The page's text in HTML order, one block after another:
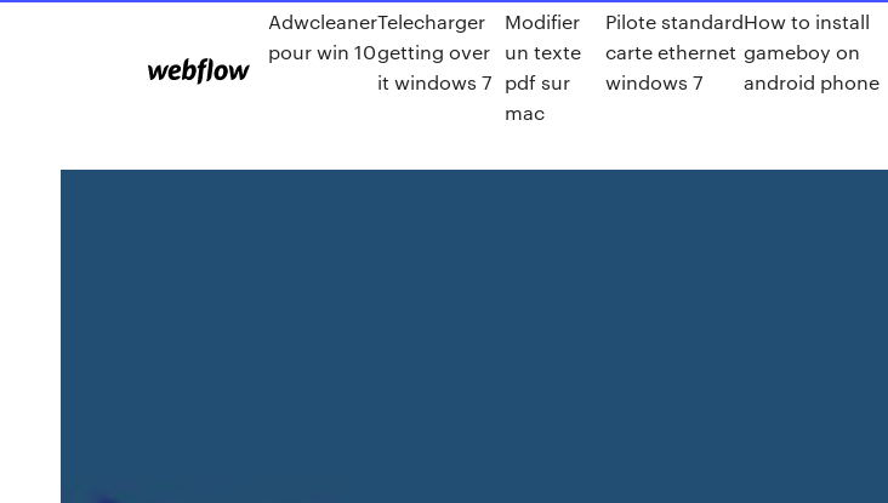
Adwcleaner
pour win 10
Telecharger
getting over
it windows 7
Modifier
un texte
pdf sur
mac
Pilote standard
carte ethernet
windows 7
How to install
gameboy on
android phone